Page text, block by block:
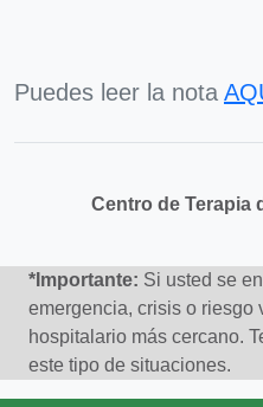
Puedes leer la nota
Centro de Terapia
*Importante: Si usted se
emergencia, crisis o riesgo
hospitalario más cercano.
este tipo de situaciones.